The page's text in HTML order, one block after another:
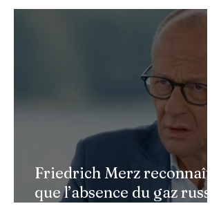
faciale : une renaissance
bouleversante pour ses 16
Friedrich Merz reconnaît
que l’absence du gaz russe